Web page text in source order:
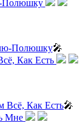
Полюшку🎤
Всё, Как Есть🎤